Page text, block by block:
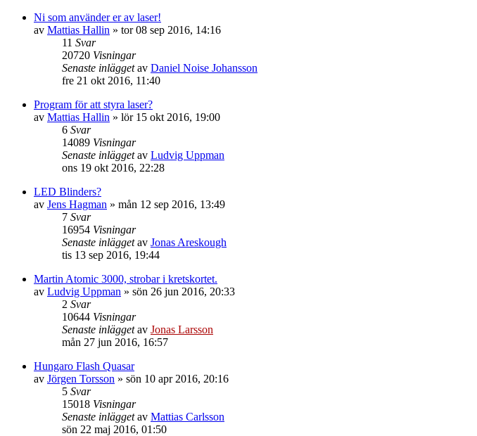
Ni som använder er av laser!
av Mattias Hallin » tor 08 sep 2016, 14:16
11 Svar
20720 Visningar
Senaste inläggetav Daniel Noise Johansson
fre 21 okt 2016, 11:40
Program för att styra laser?
av Mattias Hallin » lör 15 okt 2016, 19:00
6 Svar
14089 Visningar
Senaste inläggetav Ludvig Uppman
ons 19 okt 2016, 22:28
LED Blinders?
av Jens Hagman » mån 12 sep 2016, 13:49
7 Svar
16954 Visningar
Senaste inläggetav Jonas Areskough
tis 13 sep 2016, 19:44
Martin Atomic 3000, strobar i kretskortet.
av Ludvig Uppman » sön 26 jun 2016, 20:33
2 Svar
10644 Visningar
Senaste inläggetav Jonas Larsson
mån 27 jun 2016, 16:57
Hungaro Flash Quasar
av Jörgen Torsson » sön 10 apr 2016, 20:16
5 Svar
15018 Visningar
Senaste inläggetav Mattias Carlsson
sön 22 maj 2016, 01:50